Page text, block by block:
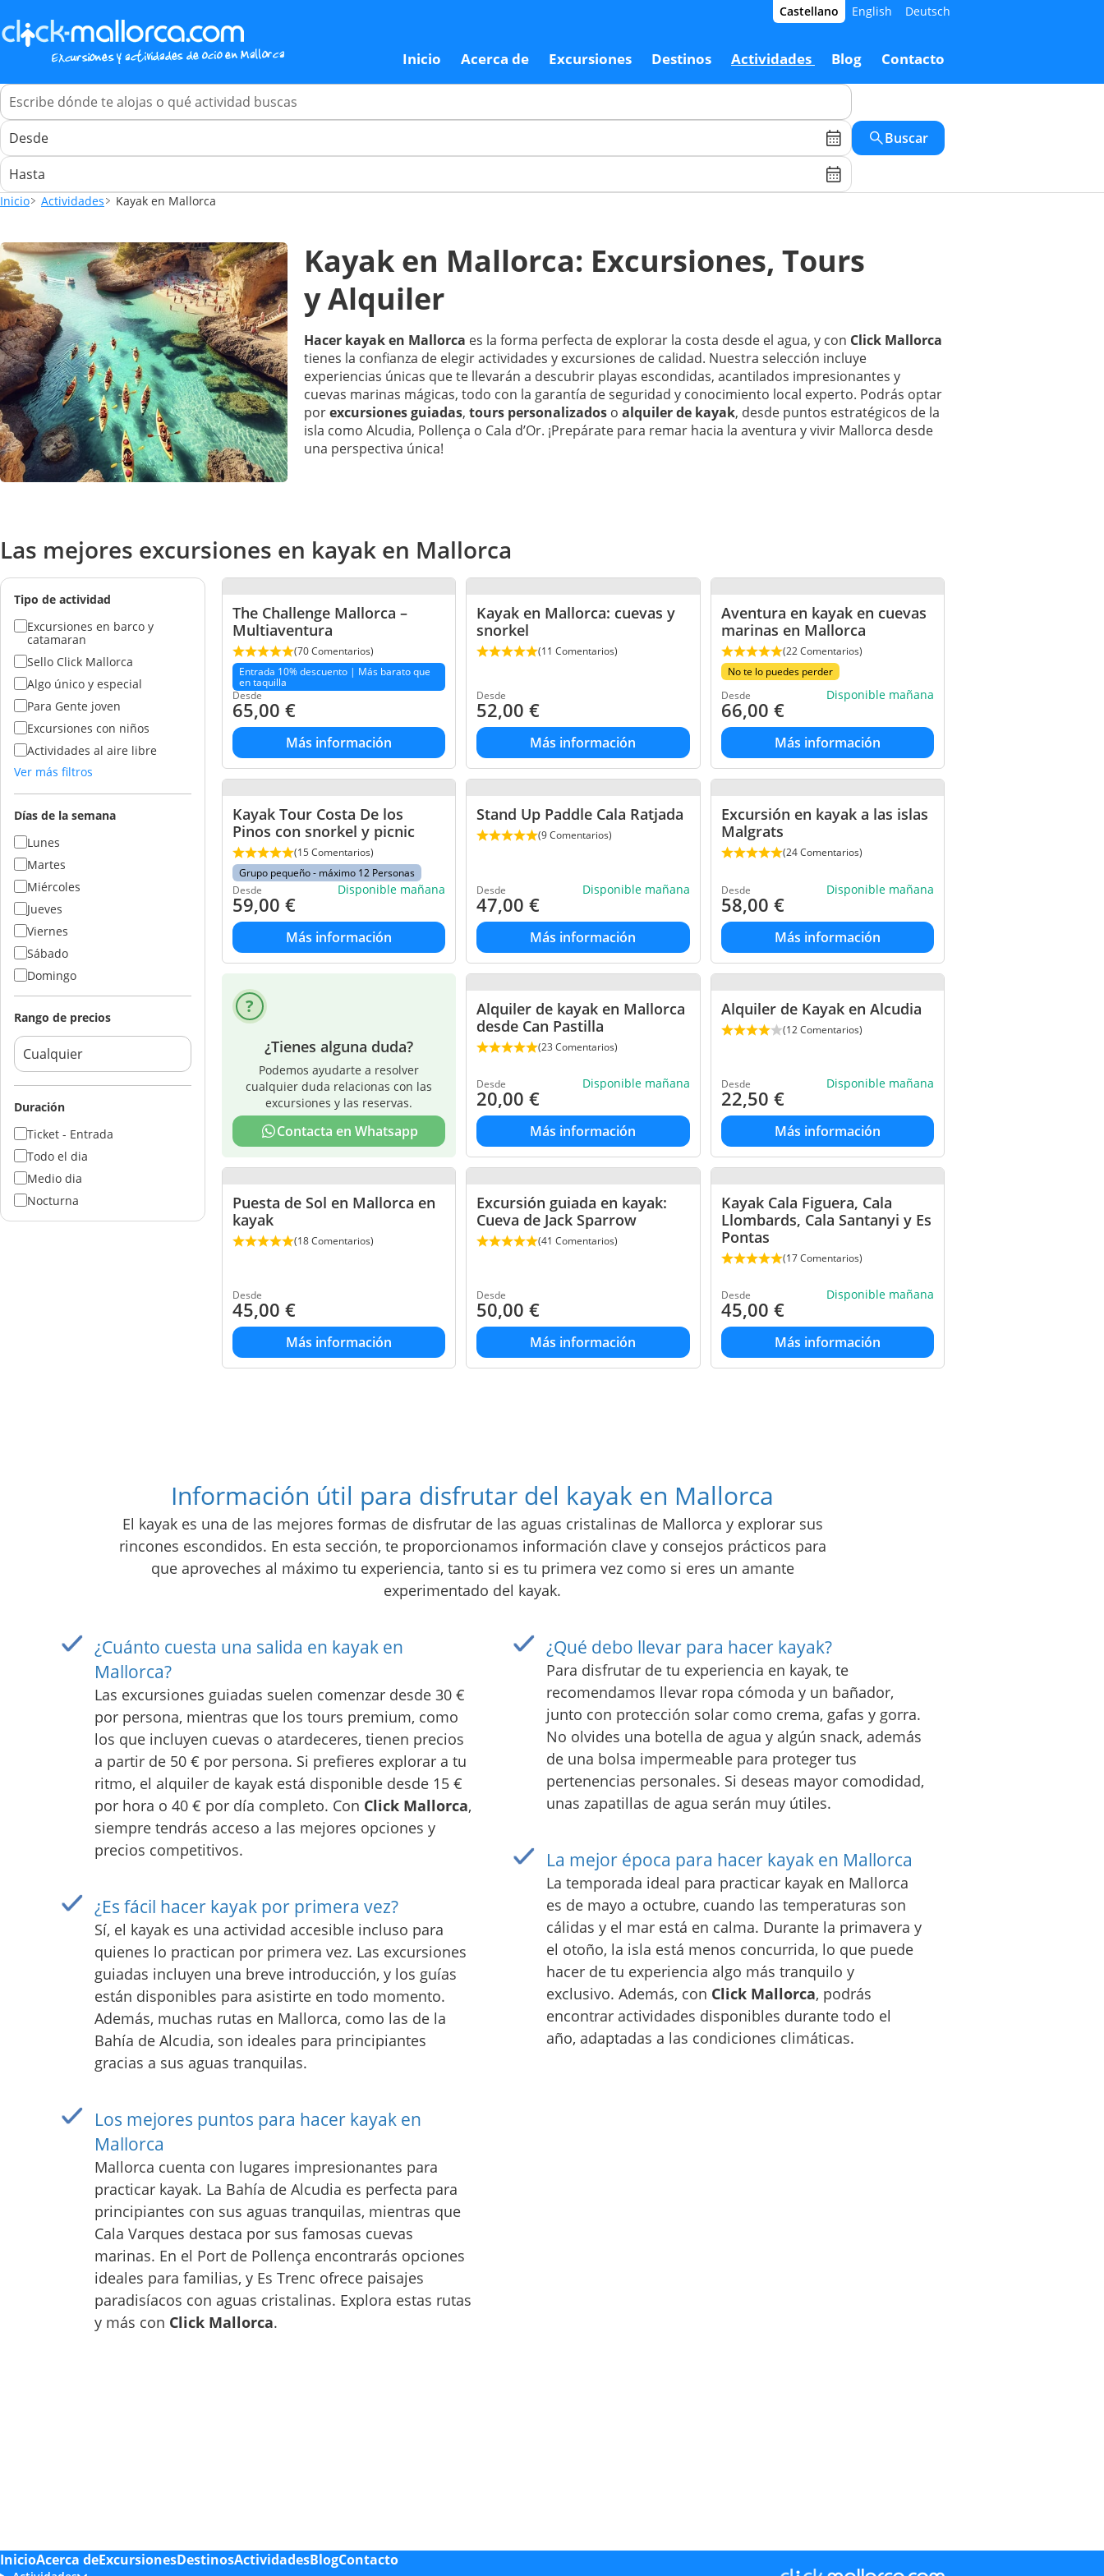
Inicio Acerca de Excursiones Destinos Actividades Blog Contacto
Castellano English Deutsch
Buscar
Inicio Actividades Kayak en Mallorca
Kayak en Mallorca: Excursiones, Tours
y Alquiler
Hacer kayak en Mallorca es la forma perfecta de explorar la costa desde el agua, y con Click Mallorca
tienes la confianza de elegir actividades y excursiones de calidad. Nuestra selección incluye
experiencias únicas que te llevarán a descubrir playas escondidas, acantilados impresionantes y
cuevas marinas mágicas, todo con la garantía de seguridad y conocimiento local experto. Podrás optar
porexcursiones guiadas, tours personalizados o alquiler de kayak, desde puntos estratégicos de la
isla como Alcudia, Pollença o Cala d’Or. ¡Prepárate para remar hacia la aventura y vivir Mallorca desde
una perspectiva única!
Las mejores excursiones en kayak en Mallorca
Tipo de actividad
Excursiones en barco y
catamaran
Sello Click Mallorca
Algo único y especial
Para Gente joven
Excursiones con niños
Actividades al aire libre
Ver más filtros
Días de la semana
Lunes
Martes
Miércoles
Jueves
Viernes
Sábado
Domingo
Rango de precios
Duración
Ticket - Entrada
Todo el dia
Medio dia
Nocturna
The Challenge Mallorca –
Multiaventura
(70 Comentarios)
Entrada 10% descuento | Más barato que
en taquilla
Desde
65,00 €
Más información
Kayak en Mallorca: cuevas y
snorkel
(11 Comentarios)
Desde
52,00€
Más información
Aventura en kayak en cuevas
marinas en Mallorca
(22 Comentarios)
No te lo puedes perder
Desde
66,00 €
Disponible mañana
Más información
Kayak Tour Costa De los
Pinos con snorkel y picnic
(15 Comentarios)
Grupo pequeño - máximo 12 Personas
Desde
59,00 €
Disponible mañana
Más información
Stand Up Paddle Cala Ratjada
(9 Comentarios)
Desde
47,00€
Disponible mañana
Más información
Excursión en kayak a las islas
Malgrats
(24 Comentarios)
Desde
58,00 €
Disponible mañana
Más información
¿Tienes alguna duda?
Podemos ayudarte a resolver
cualquier duda relacionas con las
excursiones y las reservas.
Contacta en Whatsapp
Alquiler de kayak en Mallorca
desde Can Pastilla
(23 Comentarios)
Desde
20,00€
Disponible mañana
Más información
Alquiler de Kayak en Alcudia
(12 Comentarios)
Desde
22,50 €
Disponible mañana
Más información
Puesta de Sol en Mallorca en
kayak
(18 Comentarios)
Desde
45,00 €
Más información
Excursión guiada en kayak:
Cueva de Jack Sparrow
(41 Comentarios)
Desde
50,00€
Más información
Kayak Cala Figuera, Cala
Llombards, Cala Santanyi y Es
Pontas
(17 Comentarios)
Desde
45,00 €
Disponible mañana
Más información
Información útil para disfrutar del kayak en Mallorca
El kayak es una de las mejores formas de disfrutar de las aguas cristalinas de Mallorca y explorar sus
rincones escondidos. En esta sección, te proporcionamos información clave y consejos prácticos para
que aproveches al máximo tu experiencia, tanto si es tu primera vez como si eres un amante
experimentado del kayak.
¿Cuánto cuesta una salida en kayak en
Mallorca?
Las excursiones guiadas suelen comenzar desde 30 €
por persona, mientras que los tours premium, como
los que incluyen cuevas o atardeceres, tienen precios
a partir de 50 € por persona. Si prefieres explorar a tu
ritmo, el alquiler de kayak está disponible desde 15 €
por hora o 40 € por día completo. Con Click Mallorca,
siempre tendrás acceso a las mejores opciones y
precios competitivos.
¿Es fácil hacer kayak por primera vez?
Sí, el kayak es una actividad accesible incluso para
quienes lo practican por primera vez. Las excursiones
guiadas incluyen una breve introducción, y los guías
están disponibles para asistirte en todo momento.
Además, muchas rutas en Mallorca, como las de la
Bahía de Alcudia, son ideales para principiantes
gracias a sus aguas tranquilas.
Los mejores puntos para hacer kayak en
Mallorca
Mallorca cuenta con lugares impresionantes para
practicar kayak. La Bahía de Alcudia es perfecta para
principiantes con sus aguas tranquilas, mientras que
Cala Varques destaca por sus famosas cuevas
marinas. En el Port de Pollença encontrarás opciones
ideales para familias, y Es Trenc ofrece paisajes
paradisíacos con aguas cristalinas. Explora estas rutas
y más con Click Mallorca.
¿Qué debo llevar para hacer kayak?
Para disfrutar de tu experiencia en kayak, te
recomendamos llevar ropa cómoda y un bañador,
junto con protección solar como crema, gafas y gorra.
No olvides una botella de agua y algún snack, además
de una bolsa impermeable para proteger tus
pertenencias personales. Si deseas mayor comodidad,
unas zapatillas de agua serán muy útiles.
La mejor época para hacer kayak en Mallorca
La temporada ideal para practicar kayak en Mallorca
es de mayo a octubre, cuando las temperaturas son
cálidas y el mar está en calma. Durante la primavera y
el otoño, la isla está menos concurrida, lo que puede
hacer de tu experiencia algo más tranquilo y
exclusivo. Además, con Click Mallorca, podrás
encontrar actividades disponibles durante todo el
año, adaptadas a las condiciones climáticas.
InicioAcerca deExcursionesDestinosActividadesBlogContacto